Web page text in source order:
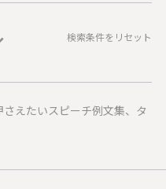
検索条件をリセット
えたいスピーチ例文集、タ